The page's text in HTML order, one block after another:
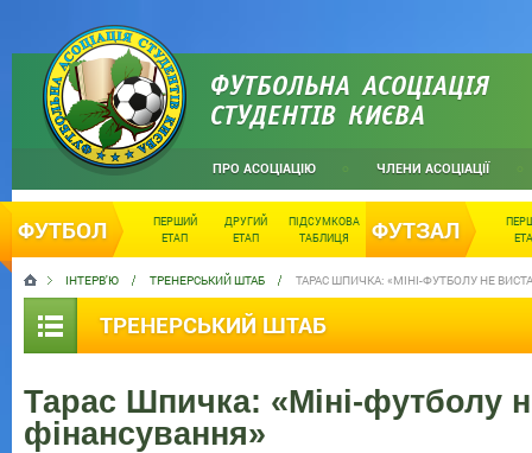
ФУТБОЛЬНА АСОЦІАЦІЯ
СТУДЕНТІВ КИЄВА
ПРО АСОЦІАЦІЮ ЧЛЕНИ АСОЦІАЦІЇ
ФУТБОЛ
ПЕРШИЙ
ЕТАП
ДРУГИЙ
ЕТАП
ПІДСУМКОВА
ТАБЛИЦЯ
ФУТЗАЛ
ІНТЕРВ'Ю ТРЕНЕРСЬКИЙ ШТАБ ТАРАС ШПИЧКА: «МІНІ-ФУТБОЛУ НЕ
ТРЕНЕРСЬКИЙ ШТАБ
Тарас Шпичка: «Міні-футболу
фінансування»